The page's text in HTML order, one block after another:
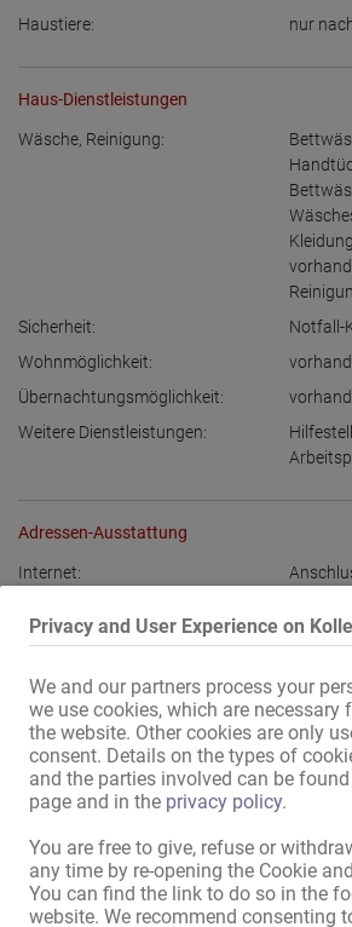
Privacy and User Experience on
We and our partners process your
we use cookies, which are necessary
the website. Other cookies are only
consent. Details on the types of
and the parties involved can be
page and in the privacy policy.
You are free to give, refuse or
any time by re-opening the Cookie
You can find the link to do so in the
website. We recommend consenting
Haustiere:
nur
Haus-Dienstleistungen
Wäsche, Reinigung:
Kleidung
Sicherheit:
Notfall-
Wohnmöglichkeit:
Übernachtungsmöglichkeit:
Weitere Dienstleistungen:
Adressen-Ausstattung
Internet:
im Haus:
Küche:
mit
Bad:
Gästebereich:
Bizarr:
Bizarr-
Außendarstellung / Zugang: